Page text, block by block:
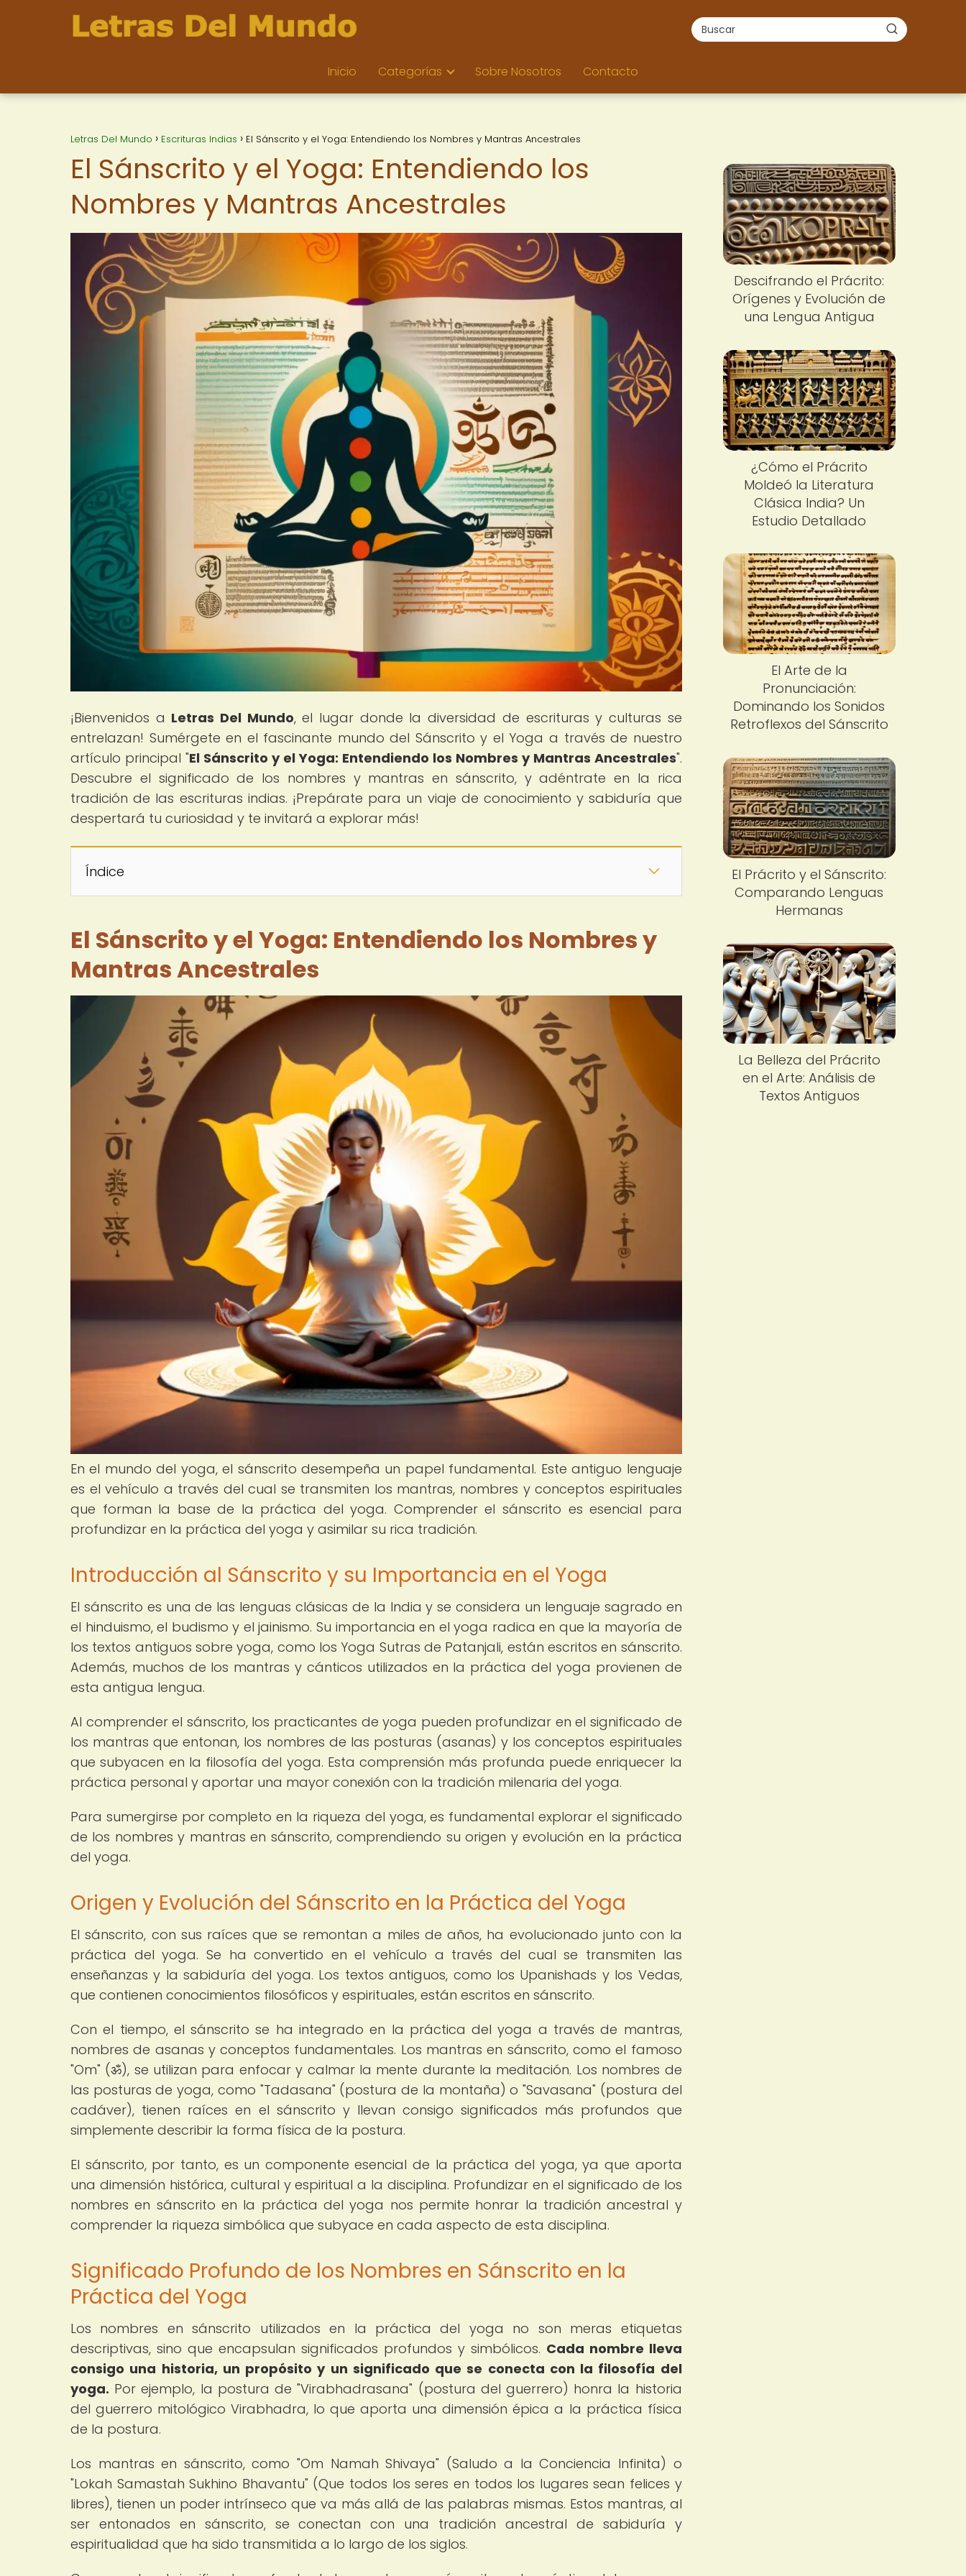
Inicio Categorías Sobre Nosotros Contacto
Letras Del Mundo Escrituras Indias El Sánscrito y el Yoga: Entendiendo los Nombres y Mantras Ancestrales
El Sánscrito y el Yoga: Entendiendo los
Nombres y Mantras Ancestrales
¡Bienvenidos a Letras Del Mundo, el lugar donde la diversidad de escrituras y culturas se
entrelazan! Sumérgete en el fascinante mundo del Sánscrito y el Yoga a través de nuestro
artículo principal "El Sánscrito y el Yoga: Entendiendo los Nombres y Mantras Ancestrales".
Descubre el significado de los nombres y mantras en sánscrito, y adéntrate en la rica
tradición de las escrituras indias. ¡Prepárate para un viaje de conocimiento y sabiduría que
despertará tu curiosidad y te invitará a explorar más!
Índice
El Sánscrito y el Yoga: Entendiendo los Nombres y
Mantras Ancestrales
En el mundo del yoga, el sánscrito desempeña un papel fundamental. Este antiguo lenguaje
es el vehículo a través del cual se transmiten los mantras, nombres y conceptos espirituales
que forman la base de la práctica del yoga. Comprender el sánscrito es esencial para
profundizar en la práctica del yoga y asimilar su rica tradición.
Introducción al Sánscrito y su Importancia en el Yoga
El sánscrito es una de las lenguas clásicas de la India y se considera un lenguaje sagrado en
el hinduismo, el budismo y el jainismo. Su importancia en el yoga radica en que la mayoría de
los textos antiguos sobre yoga, como los Yoga Sutras de Patanjali, están escritos en sánscrito.
Además, muchos de los mantras y cánticos utilizados en la práctica del yoga provienen de
esta antigua lengua.
Al comprender el sánscrito, los practicantes de yoga pueden profundizar en el significado de
los mantras que entonan, los nombres de las posturas (asanas) y los conceptos espirituales
que subyacen en la filosofía del yoga. Esta comprensión más profunda puede enriquecer la
práctica personal y aportar una mayor conexión con la tradición milenaria del yoga.
Para sumergirse por completo en la riqueza del yoga, es fundamental explorar el significado
de los nombres y mantras en sánscrito, comprendiendo su origen y evolución en la práctica
del yoga.
Origen y Evolución del Sánscrito en la Práctica del Yoga
El sánscrito, con sus raíces que se remontan a miles de años, ha evolucionado junto con la
práctica del yoga. Se ha convertido en el vehículo a través del cual se transmiten las
enseñanzas y la sabiduría del yoga. Los textos antiguos, como los Upanishads y los Vedas,
que contienen conocimientos filosóficos y espirituales, están escritos en sánscrito.
Con el tiempo, el sánscrito se ha integrado en la práctica del yoga a través de mantras,
nombres de asanas y conceptos fundamentales. Los mantras en sánscrito, como el famoso
"Om" (ॐ), se utilizan para enfocar y calmar la mente durante la meditación. Los nombres de
las posturas de yoga, como "Tadasana" (postura de la montaña) o "Savasana" (postura del
cadáver), tienen raíces en el sánscrito y llevan consigo significados más profundos que
simplemente describir la forma física de la postura.
El sánscrito, por tanto, es un componente esencial de la práctica del yoga, ya que aporta
una dimensión histórica, cultural y espiritual a la disciplina. Profundizar en el significado de los
nombres en sánscrito en la práctica del yoga nos permite honrar la tradición ancestral y
comprender la riqueza simbólica que subyace en cada aspecto de esta disciplina.
Significado Profundo de los Nombres en Sánscrito en la
Práctica del Yoga
Los nombres en sánscrito utilizados en la práctica del yoga no son meras etiquetas
descriptivas, sino que encapsulan significados profundos y simbólicos. Cada nombre lleva
consigo una historia, un propósito y un significado que se conecta con la filosofía del
yoga. Por ejemplo, la postura de "Virabhadrasana" (postura del guerrero) honra la historia
del guerrero mitológico Virabhadra, lo que aporta una dimensión épica a la práctica física
de la postura.
Los mantras en sánscrito, como "Om Namah Shivaya" (Saludo a la Conciencia Infinita) o
"Lokah Samastah Sukhino Bhavantu" (Que todos los seres en todos los lugares sean felices y
libres), tienen un poder intrínseco que va más allá de las palabras mismas. Estos mantras, al
ser entonados en sánscrito, se conectan con una tradición ancestral de sabiduría y
espiritualidad que ha sido transmitida a lo largo de los siglos.
Descifrando el Prácrito:
Orígenes y Evolución de
una Lengua Antigua
¿Cómo el Prácrito
Moldeó la Literatura
Clásica India? Un
Estudio Detallado
El Arte de la
Pronunciación:
Dominando los Sonidos
Retroflexos del Sánscrito
El Prácrito y el Sánscrito:
Comparando Lenguas
Hermanas
La Belleza del Prácrito
en el Arte: Análisis de
Textos Antiguos